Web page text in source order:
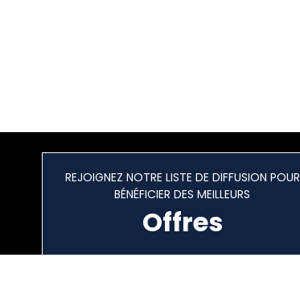
REJOIGNEZ NOTRE LISTE DE DIFFUSION POUR
BÉNÉFICIER DES MEILLEURS
Offres